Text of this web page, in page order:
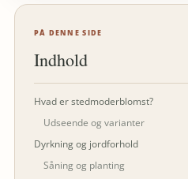
PÅ DENNE SIDE
Indhold
Hvad er stedmoderblomst?
Udseende og varianter
Dyrkning og jordforhold
Såning og planting